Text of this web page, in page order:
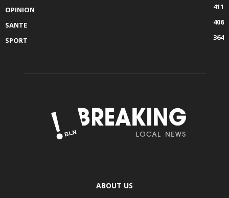
OPINION
411
SANTE
406
SPORT
364
ABOUT US